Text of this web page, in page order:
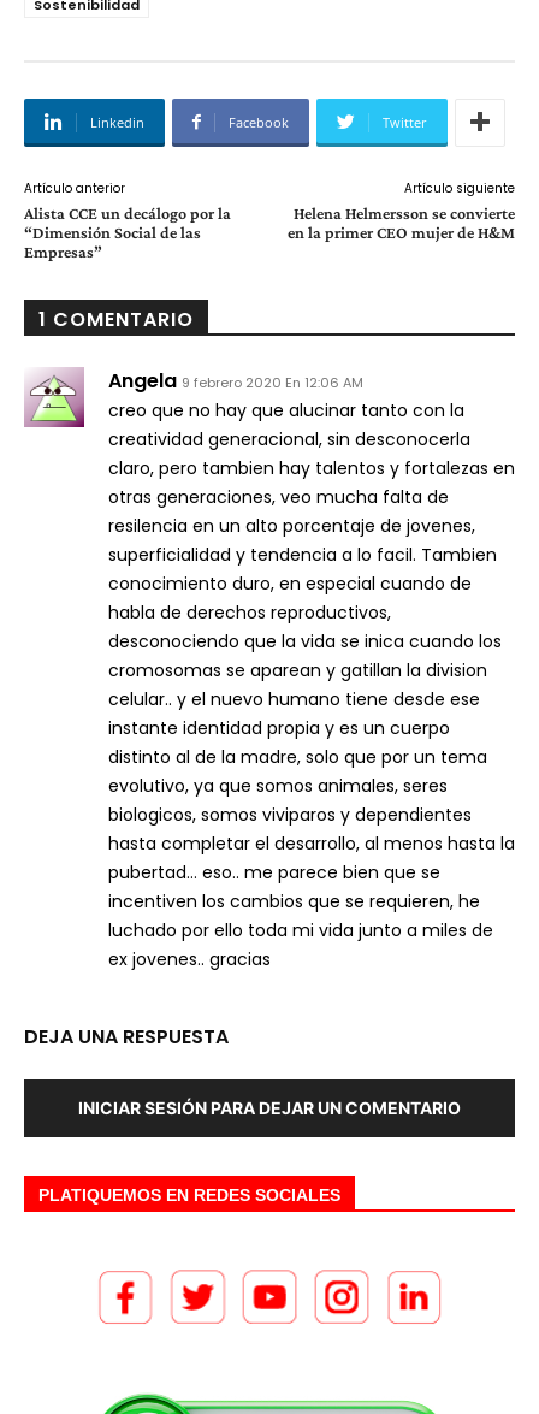
Sostenibilidad
Linkedin Facebook Twitter
Artículo anterior
Alista CCE un decálogo por la
“Dimensión Social de las
Empresas”
Artículo siguiente
Helena Helmersson se convierte
en la primer CEO mujer de H&M
1 COMENTARIO
Angela 9 febrero 2020 En 12:06 AM
creo que no hay que alucinar tanto con la
creatividad generacional, sin desconocerla
claro, pero tambien hay talentos y fortalezas en
otras generaciones, veo mucha falta de
resilencia en un alto porcentaje de jovenes,
superficialidad y tendencia a lo facil. Tambien
conocimiento duro, en especial cuando de
habla de derechos reproductivos,
desconociendo que la vida se inica cuando los
cromosomas se aparean y gatillan la division
celular.. y el nuevo humano tiene desde ese
instante identidad propia y es un cuerpo
distinto al de la madre, solo que por un tema
evolutivo, ya que somos animales, seres
biologicos, somos viviparos y dependientes
hasta completar el desarrollo, al menos hasta la
pubertad… eso.. me parece bien que se
incentiven los cambios que se requieren, he
luchado por ello toda mi vida junto a miles de
ex jovenes.. gracias
DEJA UNA RESPUESTA
INICIAR SESIÓN PARA DEJAR UN COMENTARIO
PLATIQUEMOS EN REDES SOCIALES